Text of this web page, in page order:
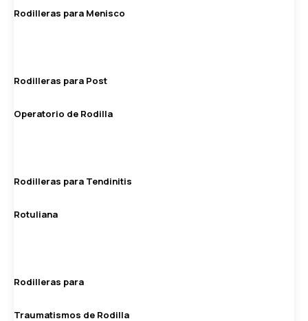
Rodilleras para Menisco
Rodilleras para Post
Operatorio de Rodilla
Rodilleras para Tendinitis
Rotuliana
Rodilleras para
Traumatismos de Rodilla